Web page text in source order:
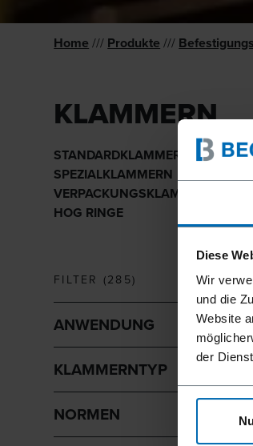
Diese
Wir
und die
Website
der
Home /// Produkte ///
KLAMMERN
STANDARD­KLAMMERN
SPEZIAL­KLAMMERN
VERPA­CKUNGS­KLAMMERN
HOG RINGE
FILTER (285)
ANWENDUNG
KLAMMERNTYP
NORMEN